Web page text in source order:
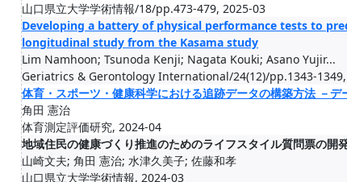
山口県立大学学術情報/18/pp.473-479, 2025-03
Developing a battery of physical performance tests to
longitudinal study from the Kasama study
Lim Namhoon; Tsunoda Kenji; Nagata Kouki; Asano Yujir...
Geriatrics & Gerontology International/24(12)/pp.1343-
体育・スポーツ・健康科学における追跡データの構築方法 －デ
角田 憲治
体育測定評価研究, 2024-04
地域住民の健康づくり推進のためのライフスタイル質問票の開
山崎文夫; 角田 憲治; 水津久美子; 佐藤和孝
山口県立大学学術情報, 2024-03